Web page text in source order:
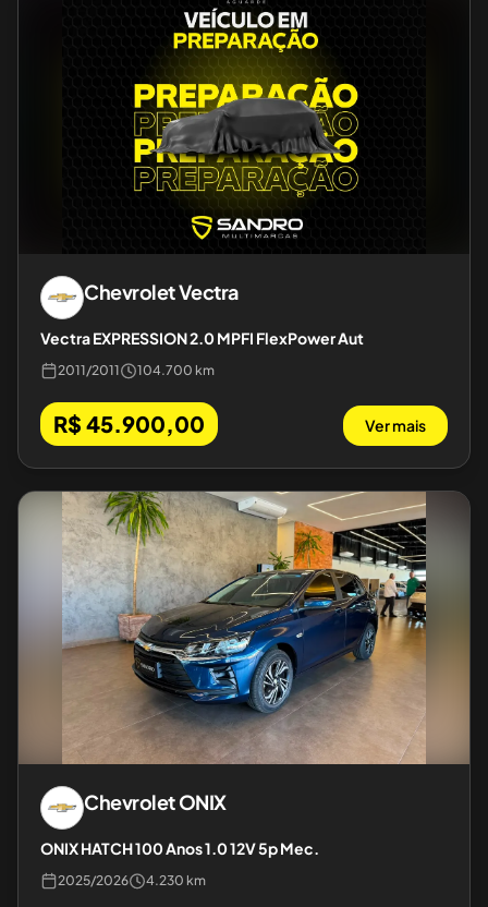
ChevroletVectra
Vectra EXPRESSION 2.0 MPFI FlexPower Aut
2011/2011 104.700 km
R$ 45.900,00 Ver mais
ChevroletONIX
ONIX HATCH 100 Anos 1.0 12V 5p Mec.
2025/2026 4.230 km